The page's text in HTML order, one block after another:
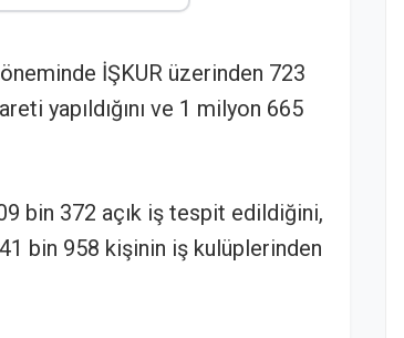
İŞKUR üzerinden 723
yapıldığını ve 1 milyon 665
bin 372 açık iş tespit edildiğini,
bin 958 kişinin iş kulüplerinden